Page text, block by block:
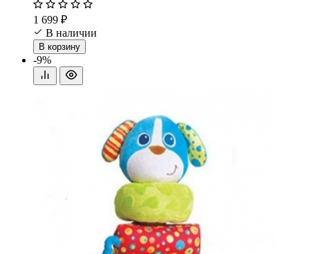
1 699 ₽
В наличии
В корзину
-9%